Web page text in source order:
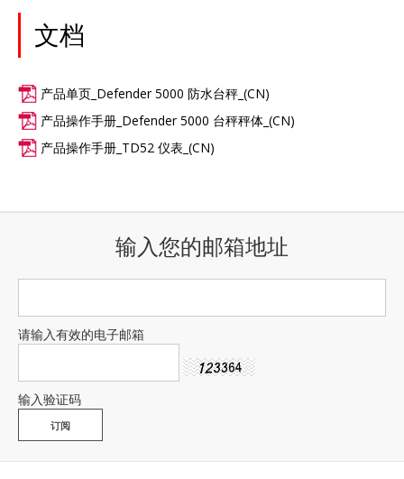
文档
产品单页_Defender 5000 防水台秤_(CN)
产品操作手册_Defender 5000 台秤秤体_(CN)
产品操作手册_TD52 仪表_(CN)
输入您的邮箱地址
请输入有效的电子邮箱
输入验证码